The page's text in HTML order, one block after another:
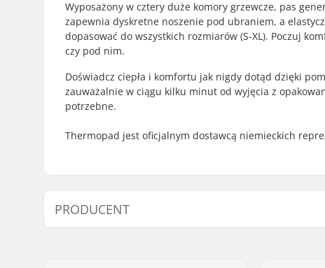
Wyposażony w cztery duże komory grzewcze, pas
zapewnia dyskretne noszenie pod ubraniem, a
dopasować do wszystkich rozmiarów (S-XL). Poczuj
czy pod nim.
Doświadcz ciepła i komfortu jak nigdy dotąd dzięki
zauważalnie w ciągu kilku minut od wyjęcia z
potrzebne.
Thermopad jest oficjalnym dostawcą niemieckich
PRODUCENT